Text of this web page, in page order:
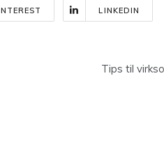
LINKEDIN
Tips til